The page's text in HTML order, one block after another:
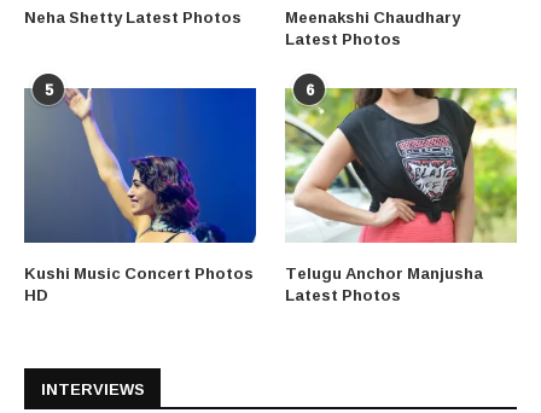
Neha Shetty Latest Photos Meenakshi Chaudhary
Latest Photos
5
Kushi Music Concert Photos
HD
6
Telugu Anchor Manjusha
Latest Photos
INTERVIEWS